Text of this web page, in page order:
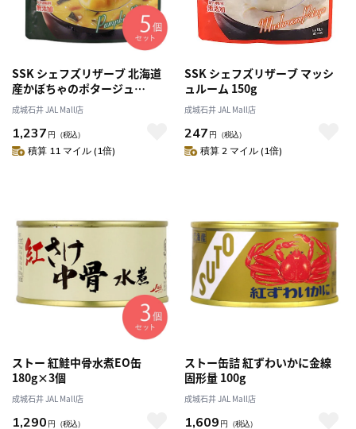
SSK シェフズリザーブ 北海道
産かぼちゃのポタージュ
150g×5個
成城石井 JAL Mall店
1,237 円 （税込）
積算 11 マイル (1倍)
SSK シェフズリザーブ マッシ
ュルーム 150g
成城石井 JAL Mall店
247 円 （税込）
積算 2 マイル (1倍)
ストー 紅鮭中骨水煮EO缶
180g×3個
成城石井 JAL Mall店
1,290 円 （税込）
ストー缶詰 紅ずわいかに金線
固形量 100g
成城石井 JAL Mall店
1,609 円 （税込）